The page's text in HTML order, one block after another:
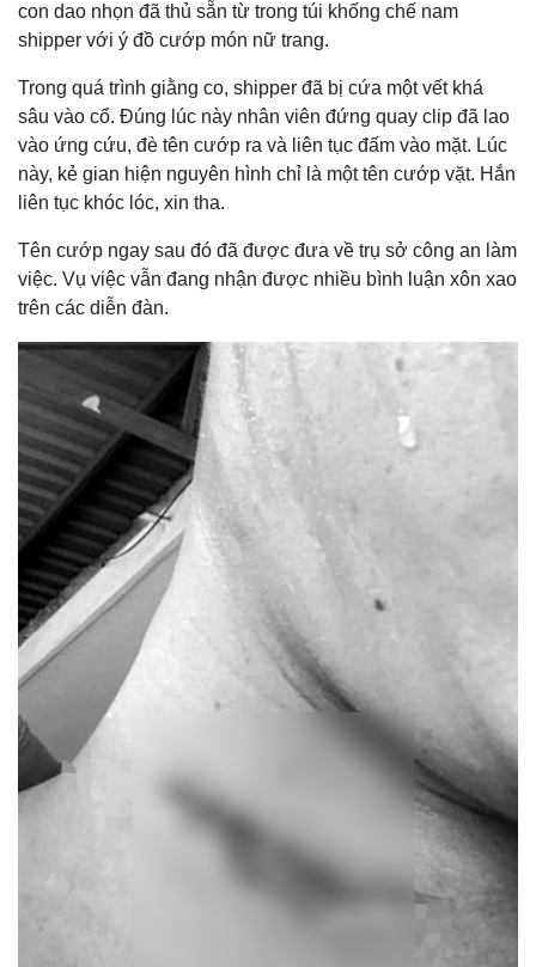
con dao nhọn đã thủ sẵn từ trong túi khống chế nam
shipper với ý đồ cướp món nữ trang.
Trong quá trình giằng co, shipper đã bị cứa một vết khá
sâu vào cổ. Đúng lúc này nhân viên đứng quay clip đã lao
vào ứng cứu, đè tên cướp ra và liên tục đấm vào mặt. Lúc
này, kẻ gian hiện nguyên hình chỉ là một tên cướp vặt. Hắn
liên tục khóc lóc, xin tha.
Tên cướp ngay sau đó đã được đưa về trụ sở công an làm
việc. Vụ việc vẫn đang nhận được nhiều bình luận xôn xao
trên các diễn đàn.